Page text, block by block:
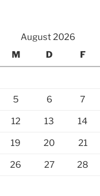
August 2026
M D F
5 6 7
12 13 14
19 20 21
26 27 28